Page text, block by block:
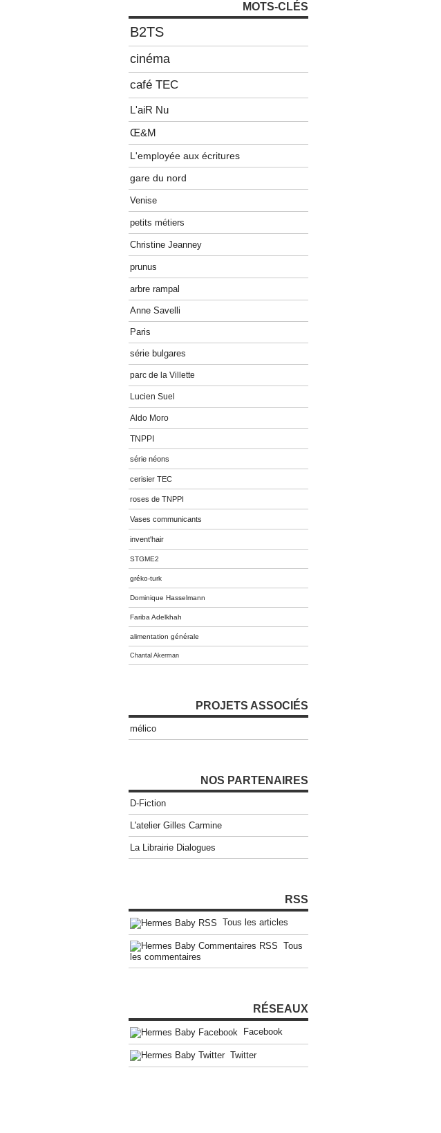
MOTS-CLÉS
B2TS
cinéma
café TEC
L'aiR Nu
Œ&M
L'employée aux écritures
gare du nord
Venise
petits métiers
Christine Jeanney
prunus
arbre rampal
Anne Savelli
Paris
série bulgares
parc de la Villette
Lucien Suel
Aldo Moro
TNPPI
série néons
cerisier TEC
roses de TNPPI
Vases communicants
invent'hair
STGME2
gréko-turk
Dominique Hasselmann
Fariba Adelkhah
alimentation générale
Chantal Akerman
PROJETS ASSOCIÉS
mélico
NOS PARTENAIRES
D-Fiction
L'atelier Gilles Carmine
La Librairie Dialogues
RSS
Tous les articles
Tous
les commentaires
RÉSEAUX
Facebook
Twitter